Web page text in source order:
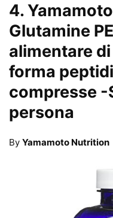
4.
Glutamine
alimentare
forma
compresse -
persona
By Yamamoto Nutrition